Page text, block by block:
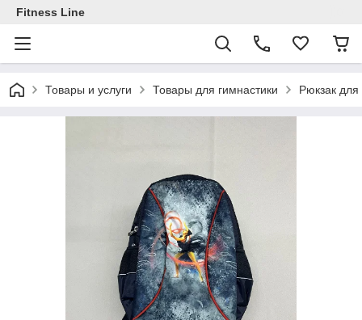
Fitness Line
Товары и услуги Товары для гимнастики Рюкзак для